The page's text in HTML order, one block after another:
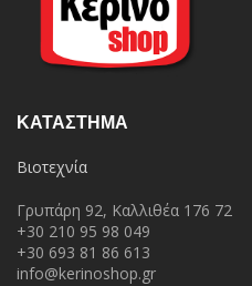
ΚΑΤΆΣΤΗΜΑ
Βιοτεχνία
Γρυπάρη 92, Καλλιθέα 176 72
+30 210 95 98 049
+30 693 81 86 613
info@kerinoshop.gr